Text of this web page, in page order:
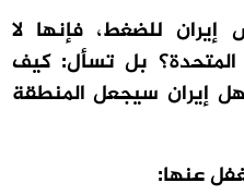
للضغط، فإنها لا
المتحدة؟ بل تسأل: كيف
إيران سيجعل المنطقة
عنها: